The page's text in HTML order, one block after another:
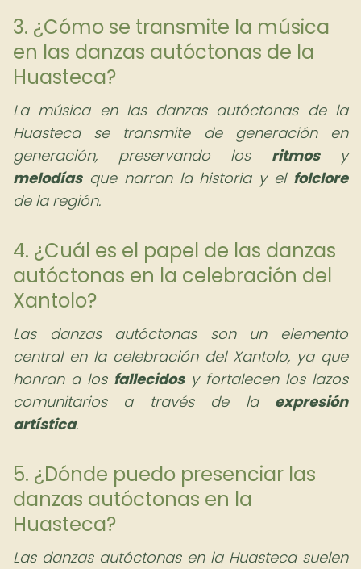
3. ¿Cómo se transmite la música
en las danzas autóctonas de la
Huasteca?
La música en las danzas autóctonas de la
Huasteca se transmite de generación en
generación, preservando los ritmosy
melodíasque narran la historia y el folclore
de la región.
4. ¿Cuál es el papel de las danzas
autóctonas en la celebración del
Xantolo?
Las danzas autóctonas son un elemento
central en la celebración del Xantolo, ya que
honran a los fallecidosy fortalecen los lazos
comunitarios a través de la expresión
artística.
5. ¿Dónde puedo presenciar las
danzas autóctonas en la
Huasteca?
Las danzas autóctonas en la Huasteca suelen